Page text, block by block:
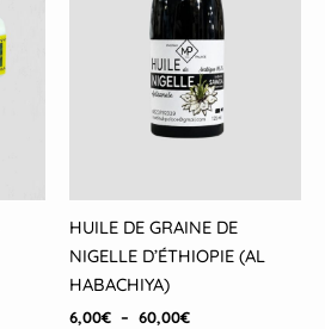
HUILE DE GRAINE DE
NIGELLE D’ÉTHIOPIE (AL
HABACHIYA)
6,00€ – 60,00€